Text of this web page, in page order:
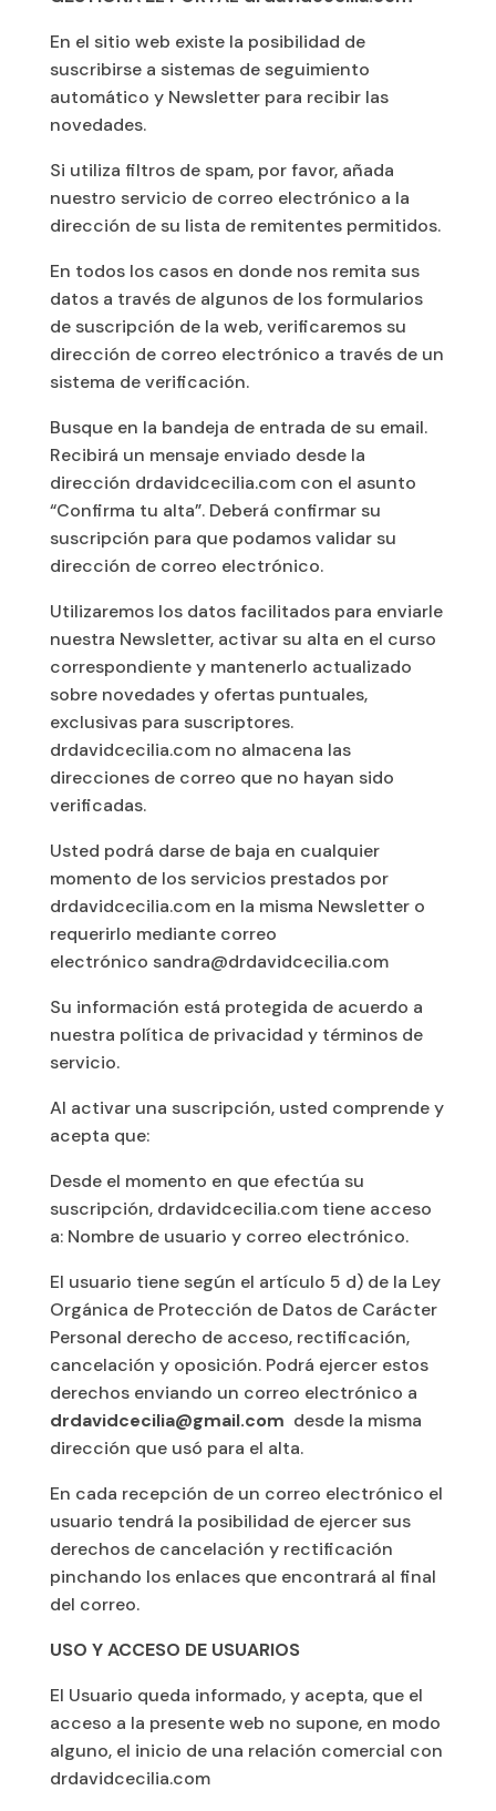
En el sitio web existe la posibilidad de
suscribirse a sistemas de seguimiento
automático y Newsletter para recibir las
novedades.
Si utiliza filtros de spam, por favor, añada
nuestro servicio de correo electrónico a la
dirección de su lista de remitentes permitidos.
En todos los casos en donde nos remita sus
datos a través de algunos de los formularios
de suscripción de la web, verificaremos su
dirección de correo electrónico a través de un
sistema de verificación.
Busque en la bandeja de entrada de su email.
Recibirá un mensaje enviado desde la
dirección drdavidcecilia.com con el asunto
“Confirma tu alta”. Deberá confirmar su
suscripción para que podamos validar su
dirección de correo electrónico.
Utilizaremos los datos facilitados para enviarle
nuestra Newsletter, activar su alta en el curso
correspondiente y mantenerlo actualizado
sobre novedades y ofertas puntuales,
exclusivas para suscriptores.
drdavidcecilia.com no almacena las
direcciones de correo que no hayan sido
verificadas.
Usted podrá darse de baja en cualquier
momento de los servicios prestados por
drdavidcecilia.com en la misma Newsletter o
requerirlo mediante correo
electrónico sandra@drdavidcecilia.com
Su información está protegida de acuerdo a
nuestra política de privacidad y términos de
servicio.
Al activar una suscripción, usted comprende y
acepta que:
Desde el momento en que efectúa su
suscripción, drdavidcecilia.com tiene acceso
a: Nombre de usuario y correo electrónico.
El usuario tiene según el artículo 5 d) de la Ley
Orgánica de Protección de Datos de Carácter
Personal derecho de acceso, rectificación,
cancelación y oposición. Podrá ejercer estos
derechos enviando un correo electrónico a
drdavidcecilia@gmail.com desde la misma
dirección que usó para el alta.
En cada recepción de un correo electrónico el
usuario tendrá la posibilidad de ejercer sus
derechos de cancelación y rectificación
pinchando los enlaces que encontrará al final
del correo.
USO Y ACCESO DE USUARIOS
El Usuario queda informado, y acepta, que el
acceso a la presente web no supone, en modo
alguno, el inicio de una relación comercial con
drdavidcecilia.com